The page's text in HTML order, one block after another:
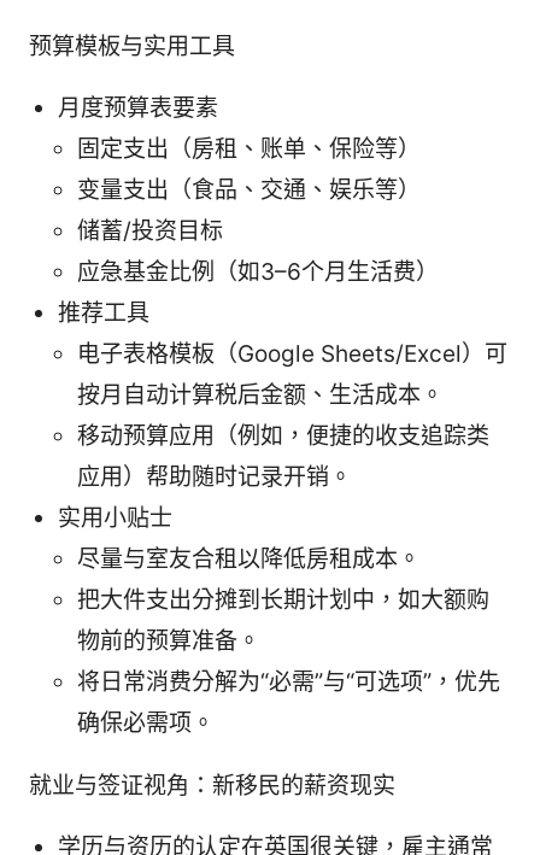
预算模板与实用工具
月度预算表要素
固定支出（房租、账单、保险等）
变量支出（食品、交通、娱乐等）
储蓄/投资目标
应急基金比例（如3–6个月生活费）
推荐工具
电子表格模板（Google Sheets/Excel）可
按月自动计算税后金额、生活成本。
移动预算应用（例如，便捷的收支追踪类
应用）帮助随时记录开销。
实用小贴士
尽量与室友合租以降低房租成本。
把大件支出分摊到长期计划中，如大额购
物前的预算准备。
将日常消费分解为“必需”与“可选项”，优先
确保必需项。
就业与签证视角：新移民的薪资现实
学历与资历的认定在英国很关键，雇主通常